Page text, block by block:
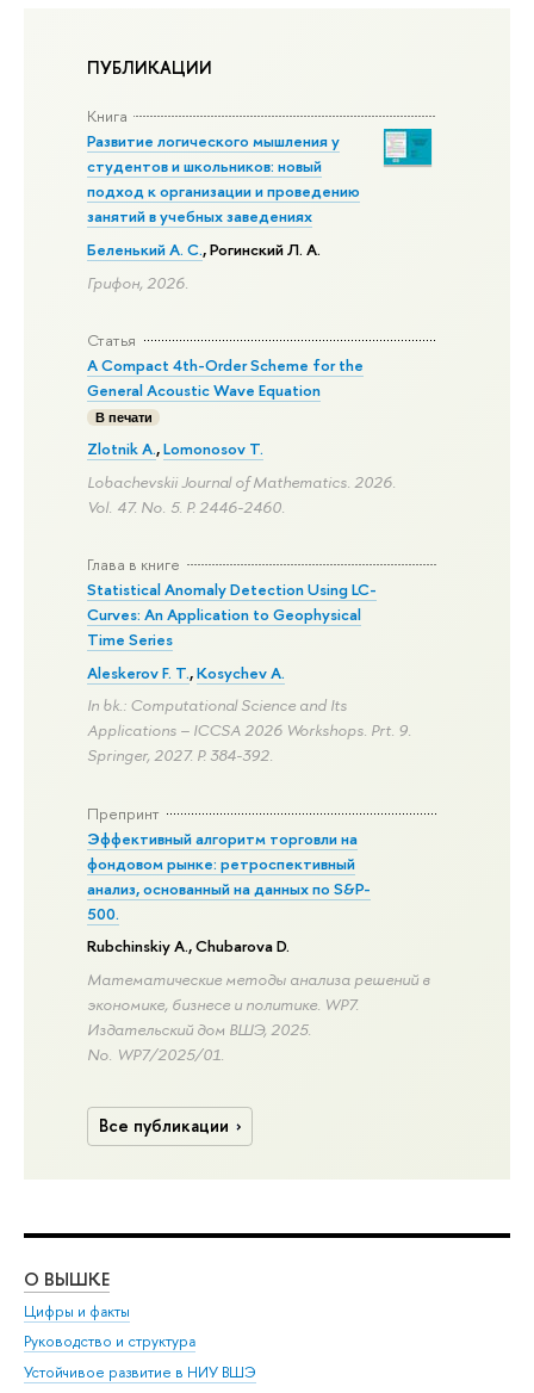
ПУБЛИКАЦИИ
Книга
Развитие логического мышления у
студентов и школьников: новый
подход к организации и проведению
занятий в учебных заведениях
Беленький А. С., Рогинский Л. А.
Грифон, 2026.
Статья
A Compact 4th-Order Scheme for the
General Acoustic Wave Equation
В печати
Zlotnik A.,Lomonosov T.
Lobachevskii Journal of Mathematics. 2026.
Vol. 47. No. 5. P. 2446-2460.
Глава в книге
Statistical Anomaly Detection Using LC-
Curves: An Application to Geophysical
Time Series
Aleskerov F. T.,Kosychev A.
In bk.: Computational Science and Its
Applications – ICCSA 2026 Workshops. Prt. 9.
Springer, 2027. P. 384-392.
Препринт
Эффективный алгоритм торговли на
фондовом рынке: ретроспективный
анализ, основанный на данных по S&P-
500.
Rubchinskiy A.,Chubarova D.
Математические методы анализа решений в
экономике, бизнесе и политике. WP7.
Издательский дом ВШЭ, 2025.
No. WP7/2025/01.
Все публикации
О ВЫШКЕ
Цифры и факты
Руководство и структура
Устойчивое развитие в НИУ ВШЭ